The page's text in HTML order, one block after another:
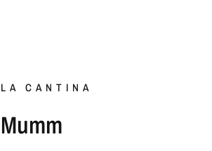
LA CANTINA
Mumm